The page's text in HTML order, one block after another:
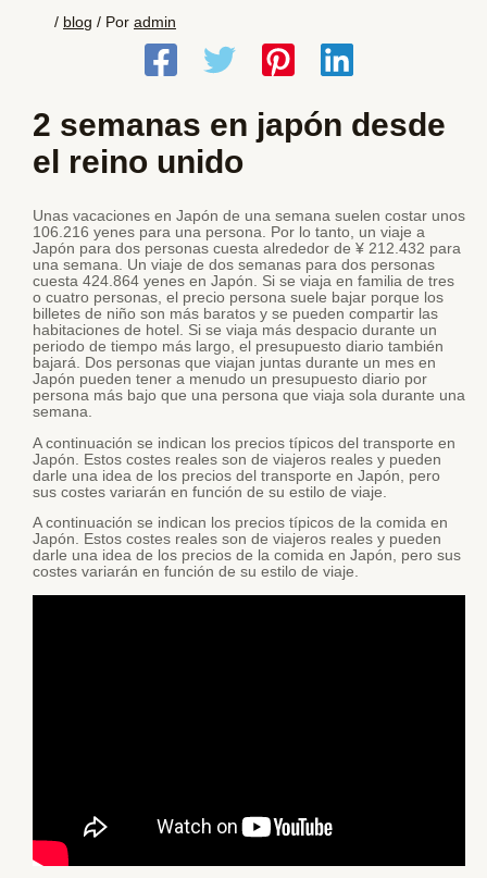
/ blog / Por admin
2 semanas en japón desde
el reino unido
Unas vacaciones en Japón de una semana suelen costar unos
106.216 yenes para una persona. Por lo tanto, un viaje a
Japón para dos personas cuesta alrededor de ¥ 212.432 para
una semana. Un viaje de dos semanas para dos personas
cuesta 424.864 yenes en Japón. Si se viaja en familia de tres
o cuatro personas, el precio persona suele bajar porque los
billetes de niño son más baratos y se pueden compartir las
habitaciones de hotel. Si se viaja más despacio durante un
periodo de tiempo más largo, el presupuesto diario también
bajará. Dos personas que viajan juntas durante un mes en
Japón pueden tener a menudo un presupuesto diario por
persona más bajo que una persona que viaja sola durante una
semana.
A continuación se indican los precios típicos del transporte en
Japón. Estos costes reales son de viajeros reales y pueden
darle una idea de los precios del transporte en Japón, pero
sus costes variarán en función de su estilo de viaje.
A continuación se indican los precios típicos de la comida en
Japón. Estos costes reales son de viajeros reales y pueden
darle una idea de los precios de la comida en Japón, pero sus
costes variarán en función de su estilo de viaje.